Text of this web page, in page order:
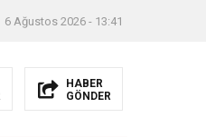
6 Ağustos 2026 - 13:41
HABER
GÖNDER